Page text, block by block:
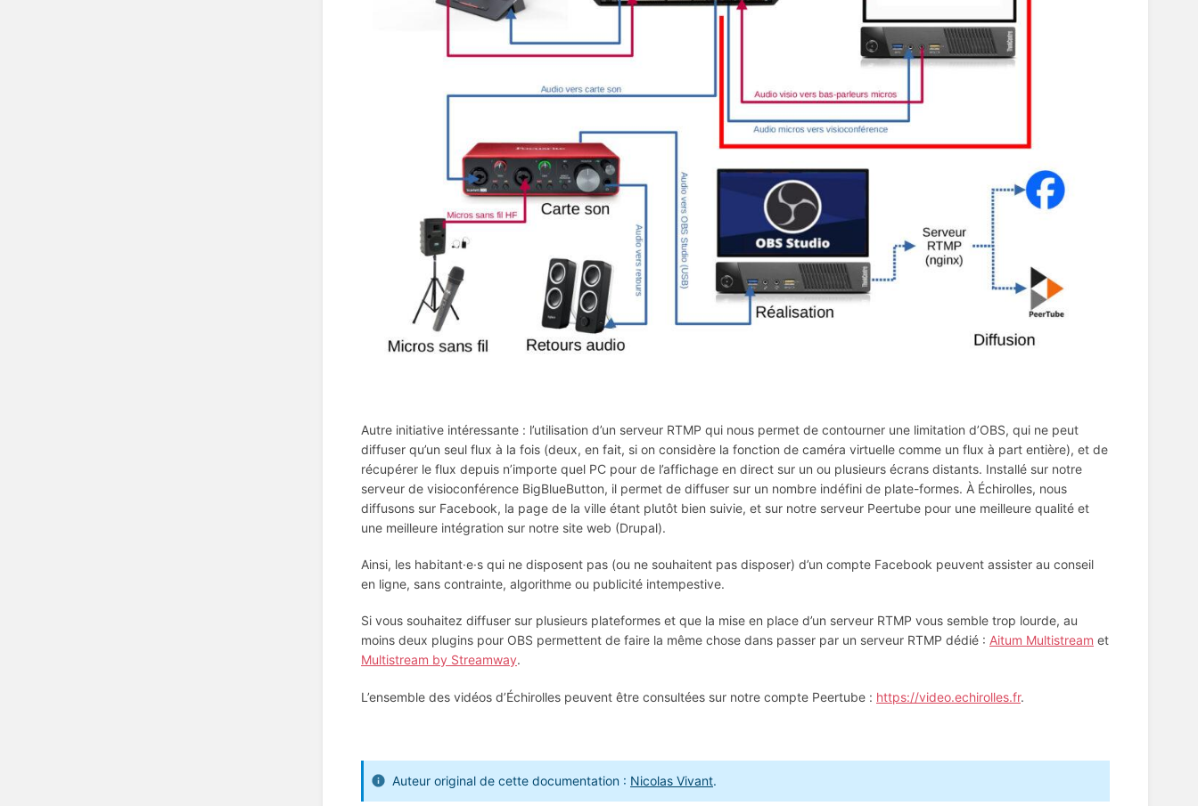
Autre initiative intéressante : l’utilisation d’un serveur RTMP qui nous permet de contourner une limitation d’OBS, qui ne peut
diffuser qu’un seul flux à la fois (deux, en fait, si on considère la fonction de caméra virtuelle comme un flux à part entière), et de
récupérer le flux depuis n’importe quel PC pour de l’affichage en direct sur un ou plusieurs écrans distants. Installé sur notre
serveur de visioconférence BigBlueButton, il permet de diffuser sur un nombre indéfini de plate-formes. À Échirolles, nous
diffusons sur Facebook, la page de la ville étant plutôt bien suivie, et sur notre serveur Peertube pour une meilleure qualité et
une meilleure intégration sur notre site web (Drupal).
Ainsi, les habitant·e·s qui ne disposent pas (ou ne souhaitent pas disposer) d’un compte Facebook peuvent assister au conseil
en ligne, sans contrainte, algorithme ou publicité intempestive.
Si vous souhaitez diffuser sur plusieurs plateformes et que la mise en place d’un serveur RTMP vous semble trop lourde, au
moins deux plugins pour OBS permettent de faire la même chose dans passer par un serveur RTMP dédié : Aitum Multistream et
Multistream by Streamway.
L’ensemble des vidéos d’Échirolles peuvent être consultées sur notre compte Peertube : https://video.echirolles.fr.
Auteur original de cette documentation : Nicolas Vivant.